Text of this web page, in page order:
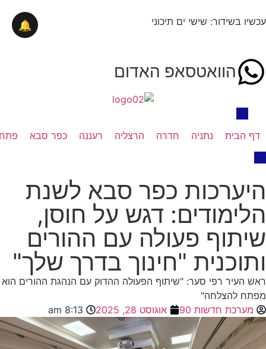
עכשיו בשידור: שישי ים תיכוני
הוואטסאפ האדום
דף הבית נתניה חדרה הרצליה רעננה כפר סבא
היערכות כפר סבא לשנת
הלימודים: דגש על חוסן,
שיתוף פעולה עם ההורים
ותוכנית "חינוך בדרך שלך"
ראש העיר רפי סער: "שיתוף הפעולה ההדוק עם הנהגת ההורים הוא
מפתח להצלחה"
מערכת חדשות 90
אוגוסט 28, 2025 8:13 am
🔔